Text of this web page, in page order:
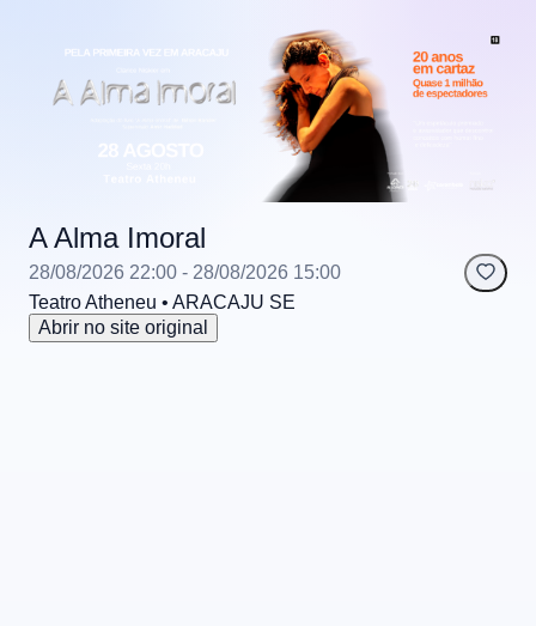
A Alma Imoral
28/08/2026 22:00 - 28/08/2026 15:00
Teatro Atheneu • ARACAJU SE
Abrir no site original